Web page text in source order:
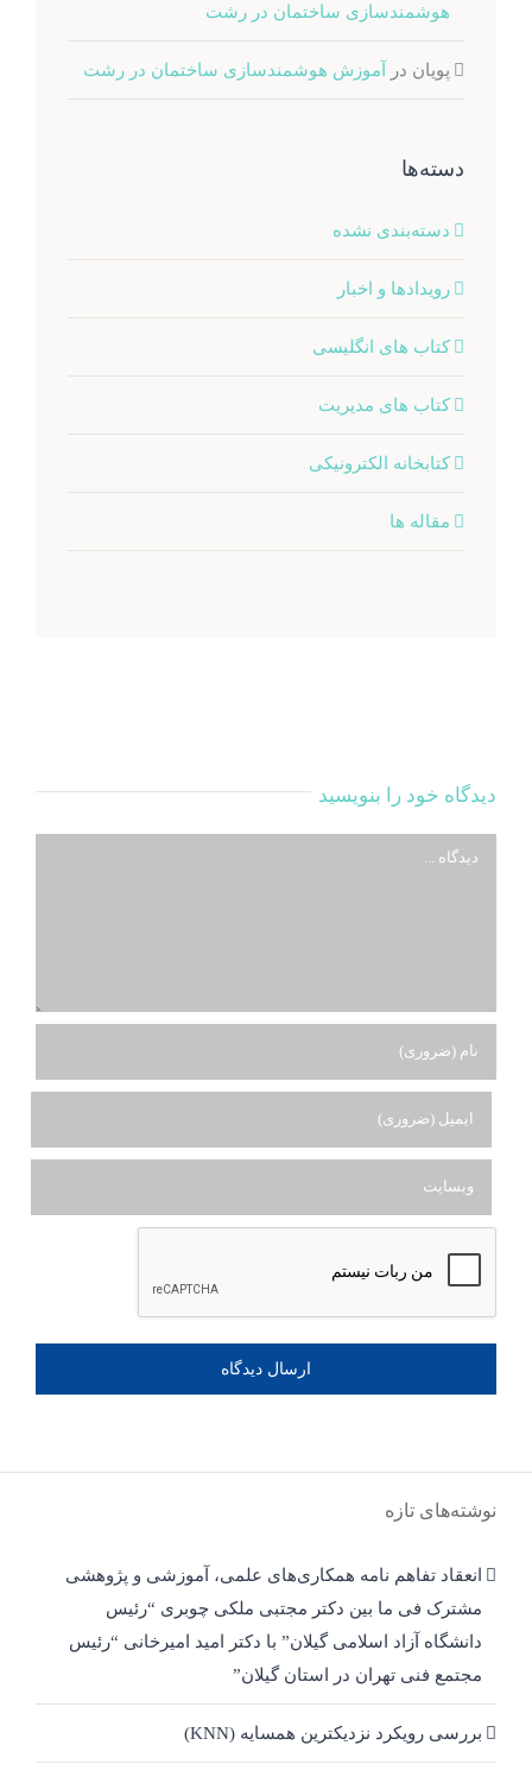
هوشمندسازی ساختمان در رشت
پویان در آموزش هوشمندسازی ساختمان در رشت
دسته‌ها
دسته‌بندی نشده
رویدادها و اخبار
کتاب های انگلیسی
کتاب های مدیریت
کتابخانه الکترونیکی
مقاله ها
دیدگاه خود را بنویسید
دیدگاه
نوشته‌های تازه
انعقاد تفاهم نامه همکاری‌های علمی، آموزشی و پژوهشی
مشترک فی ما بین دکتر مجتبی ملکی چوبری “رئیس
دانشگاه آزاد اسلامی گیلان” با دکتر امید امیرخانی “رئیس
مجتمع فنی تهران در استان گیلان”
بررسی رویکرد نزدیکترین همسایه (KNN)